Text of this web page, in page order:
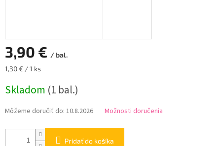
3,90 € / bal.
Jednotková
1,30 € / 1 ks
Skladom (1 bal.)
Môžeme doručiť do: 10.8.2026 Možnosti doručenia
Pridať do košíka